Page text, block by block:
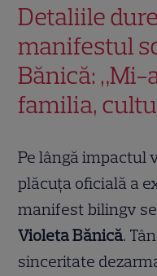
Detaliile
manifestul
Bănică: „Mi-
familia,
Pe lângă impactul
plăcuța oficială a
manifest bilingv
Violeta Bănică.
sinceritate